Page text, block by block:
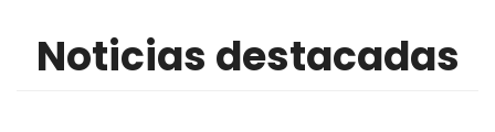
Noticias destacadas